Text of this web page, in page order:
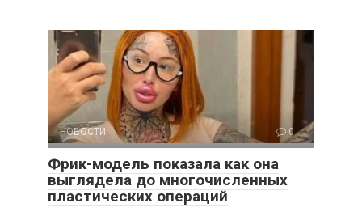
НОВОСТИ 0
Фрик-модель показала как она
выглядела до многочисленных
пластических операций